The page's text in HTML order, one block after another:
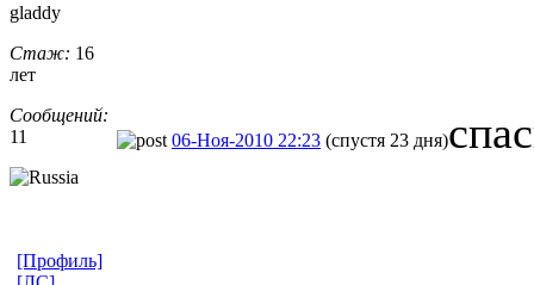
gladdy
Стаж: 16
лет
Сообщений:
11
06-Ноя-2010 22:23 (спустя 23 дня)
[Профиль]